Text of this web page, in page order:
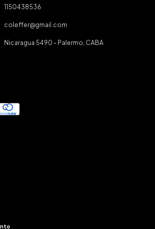
1150438536
coleffer@gmail.com
Nicaragua 5490 - Palermo, CABA